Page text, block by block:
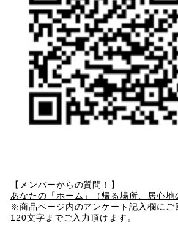
【 メンバーからの質問！ 】
あなたの「ホーム」（帰る場所、居心
※商品ページ内のアンケート記入欄にご
120文字までご入力頂けます。